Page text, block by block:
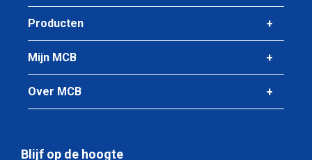
Stuks gewicht in kg
15,547
Bruto prijs
Selecteer
Artikelnummer
Kgw opendoosprofiel S235JR 35x35x8,5x2 opening 18
Producten
Mijn MCB
Over MCB
Blijf op de hoogte